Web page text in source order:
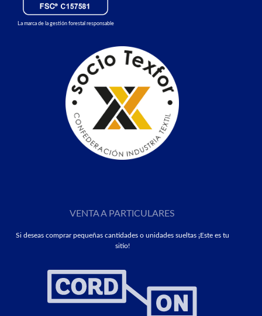
La marca de la gestión forestal responsable
VENTA A PARTICULARES
Si deseas comprar pequeñas cantidades o unidades sueltas ¡Este es tu
sitio!